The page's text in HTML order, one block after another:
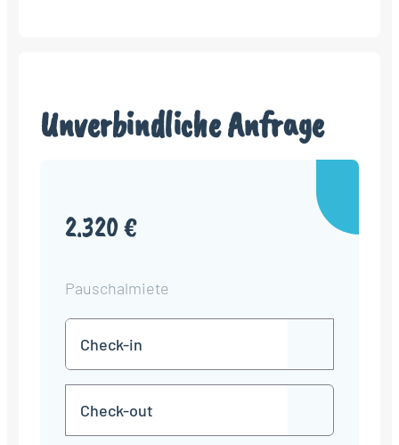
Unverbindliche Anfrage
2.320 €
Pauschalmiete
in
TT
Punkt
MM
JJJJ
TT
Punkt